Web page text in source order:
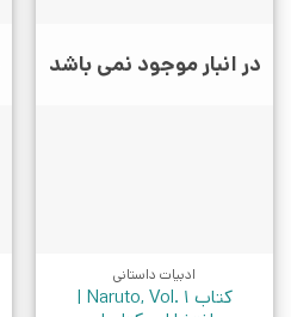
در انبار موجود نمی باشد
ادبیات داستانی
کتاب Naruto, Vol. 1 |